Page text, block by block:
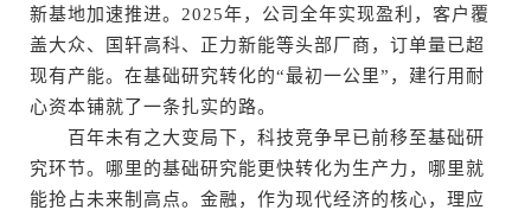
新基地加速推进。2025年，公司全年实现盈利，客户覆
盖大众、国轩高科、正力新能等头部厂商，订单量已超
现有产能。在基础研究转化的“最初一公里”，建行用耐
心资本铺就了一条扎实的路。
百年未有之大变局下，科技竞争早已前移至基础研
究环节。哪里的基础研究能更快转化为生产力，哪里就
能抢占未来制高点。金融，作为现代经济的核心，理应